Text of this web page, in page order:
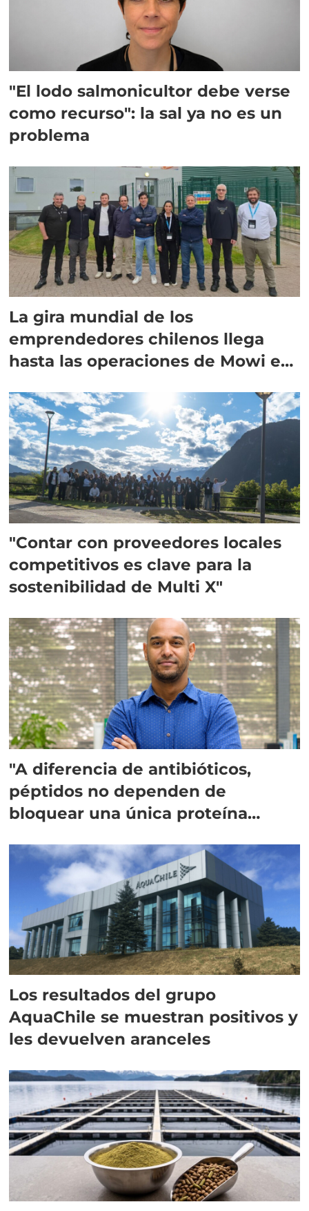
"El lodo salmonicultor debe verse
como recurso": la sal ya no es un
problema
La gira mundial de los
emprendedores chilenos llega
hasta las operaciones de Mowi en
"Contar con proveedores locales
competitivos es clave para la
sostenibilidad de Multi X"
"A diferencia de antibióticos,
péptidos no dependen de
bloquear una única proteína
Los resultados del grupo
AquaChile se muestran positivos y
les devuelven aranceles